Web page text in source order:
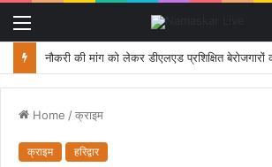
Home /क्राइम
क्राइम हरिद्वार